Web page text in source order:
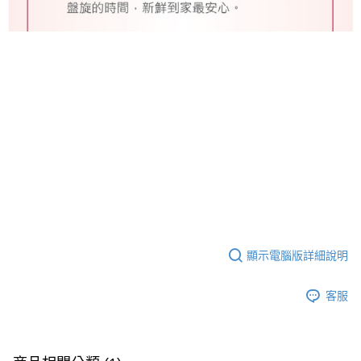
顯示電腦版詳細說明
客服